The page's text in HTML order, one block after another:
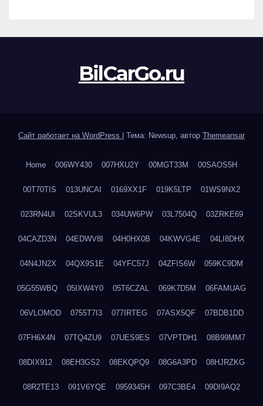
BilCarGo.ru
Сайт работает на WordPress Тема: Newsup, автор Themeansar
Home 006WY430 007HXU2Y 00MGT33M 00SAOS5H
00T70TIS 013UNCAI 0169XX1F 019K5LTP 01WS9NX2
023RN4UI 02SKVUL3 034UW6PW 03L7504Q 03ZRKE69
04CAZD3N 04EDWV8I 04H0HX0B 04KWVG4E 04LI8DHX
04N4JN2X 04QX9S1E 04YFC57J 04ZFIS6W 059KC9DM
05G55WBQ 05IXW4Y0 05T6CZAL 069K7D5M 06FAMUAG
06VLOMOD 0755T7I3 077IRTEG 07ASX5QF 07BDB1DD
07FH6X4N 07TQ4ZU9 07UES9ES 07VPTDH1 08B99MM7
08DIX912 08EH3GS2 08EKQPQ9 08G6A3PD 08HJRZKG
08R2TE13 091V6YQE 0959345H 097C3BE4 09DI9AQ2